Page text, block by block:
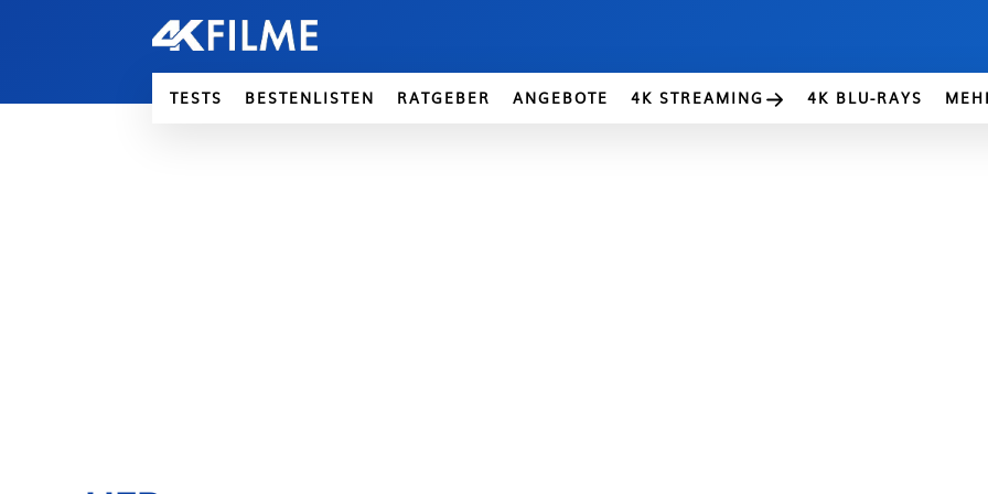
TESTS BESTENLISTEN RATGEBER ANGEBOTE 4K STREAMING 4K BLU-RAYS